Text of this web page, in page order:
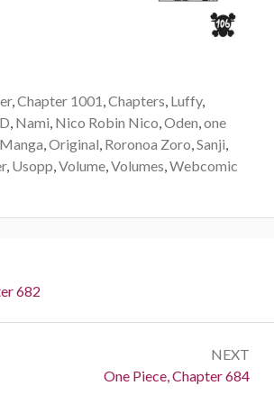
,Chapter 1001,Chapters, Luffy,
, Nami, Nico Robin Nico,Oden,one
,Original, Roronoa Zoro,Sanji,
, Usopp,Volume,Volumes,Webcomic
682
NEXT
Next:
One Piece, Chapter 684